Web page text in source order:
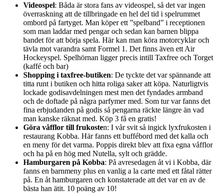
Videospel: Båda är stora fans av videospel, så det var ingen
överraskning att de tillbringade en hel del tid i spelrummet
ombord på fartyget. Man köper ett ”spelband” i receptionen
som man laddar med pengar och sedan kan barnen blippa
bandet för att börja spela. Här kan man köra motorcyklar och
tävla mot varandra samt Formel 1. Det finns även ett Air
Hockeyspel. Spelhörnan ligger precis intill Taxfree och Torget
(kaffé och bar)
Shopping i taxfree-butiken: De tyckte det var spännande att
titta runt i butiken och hitta roliga saker att köpa. Naturligtvis
lockade godisavdelningen mest men det fyndades armband
och de doftade på några parfymer med. Som tur var fanns det
fina erbjudanden på godis så pengarna räckte längre än vad
man kanske räknat med. Köp 3 få en gratis!
Göra våfflor till frukosten: I vår svit så ingick lyxfrukosten i
restaurang Kobba. Här fanns ett buffébord med det kalla och
en meny för det varma. Poppis direkt blev att fixa egna våfflor
och ha på en hög med Nutella, sylt och grädde.
Hamburgaren på Kobba: På avresedagen åt vi i Kobba, där
fanns en barnmeny plus en vanlig a la carte med ett fåtal rätter
på. En åt hamburgaren och konstaterade att det var en av de
bästa han ätit. 10 poäng av 10!